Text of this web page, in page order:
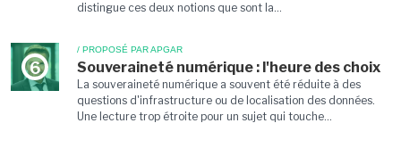
distingue ces deux notions que sont la...
6
/ PROPOSÉ PAR APGAR
Souveraineté numérique : l'heure des choix
La souveraineté numérique a souvent été réduite à des
questions d'infrastructure ou de localisation des données.
Une lecture trop étroite pour un sujet qui touche...